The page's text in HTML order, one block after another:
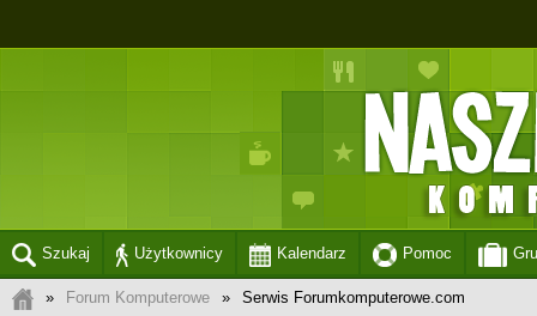
Szukaj Użytkownicy Kalendarz Pomoc
» Forum Komputerowe » Serwis Forumkomputerowe.com